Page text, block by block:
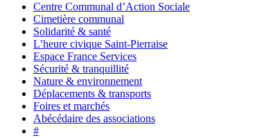
Centre Communal d’Action Sociale
Cimetière communal
Solidarité & santé
L’heure civique Saint-Pierraise
Espace France Services
Sécurité & tranquillité
Nature & environnement
Déplacements & transports
Foires et marchés
Abécédaire des associations
#